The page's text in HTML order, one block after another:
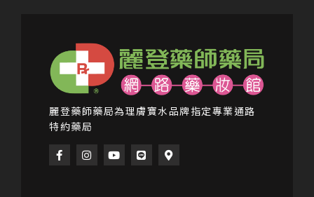
麗登藥師藥局為理膚寶水品牌指定專業通路
特約藥局
F
a
c
I
n
s
Y
o
u
L
i
n
M
a
p